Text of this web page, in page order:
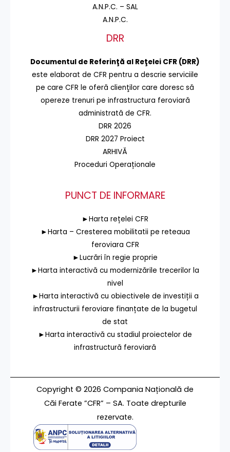
A.N.P.C. – SAL
A.N.P.C.
DRR
Documentul de Referinţă al Reţelei CFR (DRR)
este elaborat de CFR pentru a descrie serviciile
pe care CFR le oferă clienţilor care doresc să
opereze trenuri pe infrastructura feroviară
administrată de CFR.
DRR 2026
DRR 2027 Proiect
ARHIVĂ
Proceduri Operaționale
PUNCT DE INFORMARE
►Harta rețelei CFR
►Harta – Cresterea mobilitatii pe reteaua
feroviara CFR
►Lucrări în regie proprie
►Harta interactivă cu modernizările trecerilor la
nivel
►Harta interactivă cu obiectivele de investiții a
infrastructurii feroviare finanțate de la bugetul
de stat
►Harta interactivă cu stadiul proiectelor de
infrastructură feroviară
Copyright © 2026 Compania Națională de
Căi Ferate ”CFR” – SA. Toate drepturile
rezervate.